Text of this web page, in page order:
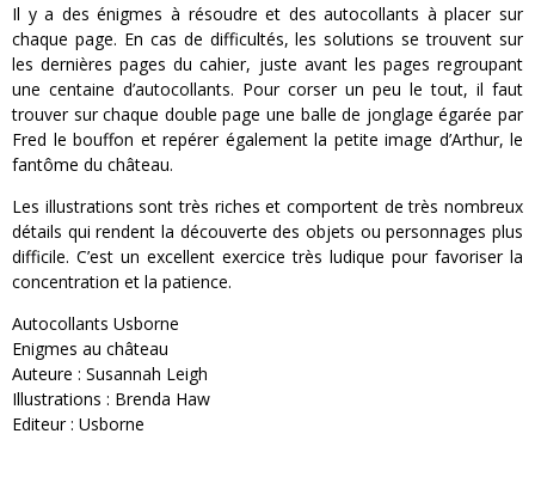
Il y a des énigmes à résoudre et des autocollants à placer sur
chaque page. En cas de difficultés, les solutions se trouvent sur
les dernières pages du cahier, juste avant les pages regroupant
une centaine d’autocollants. Pour corser un peu le tout, il faut
trouver sur chaque double page une balle de jonglage égarée par
Fred le bouffon et repérer également la petite image d’Arthur, le
fantôme du château.
Les illustrations sont très riches et comportent de très nombreux
détails qui rendent la découverte des objets ou personnages plus
difficile. C’est un excellent exercice très ludique pour favoriser la
concentration et la patience.
Autocollants Usborne
Enigmes au château
Auteure : Susannah Leigh
Illustrations : Brenda Haw
Editeur : Usborne